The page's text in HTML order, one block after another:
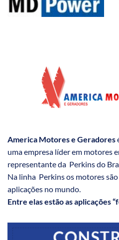
America Motores e Geradores
uma empresa líder em motores
representante da Perkins do
Na linha Perkins os motores
aplicações no mundo.
Entre elas estão as aplicações